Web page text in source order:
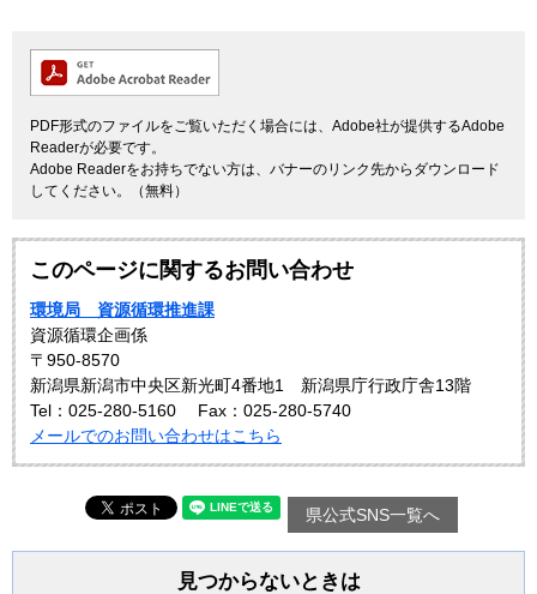
PDF形式のファイルをご覧いただく場合には、Adobe社が提供するAdobe
Readerが必要です。
Adobe Readerをお持ちでない方は、バナーのリンク先からダウンロード
してください。（無料）
このページに関するお問い合わせ
環境局 資源循環推進課
資源循環企画係
〒950-8570
新潟県新潟市中央区新光町4番地1 新潟県庁行政庁舎13階
Tel：025-280-5160
Fax：025-280-5740
メールでのお問い合わせはこちら
県公式SNS一覧へ
見つからないときは